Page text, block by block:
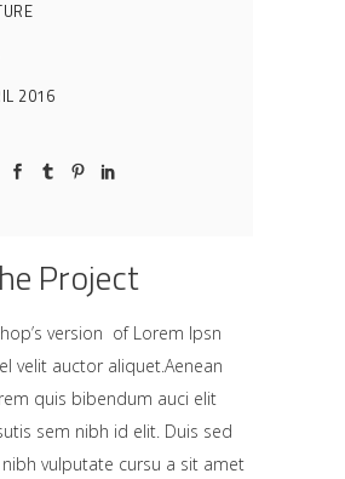
2016
Project
version of Lorem Ipsn
velit auctor aliquet.Aenean
quis bibendum auci elit
sem nibh id elit. Duis sed
vulputate cursu a sit amet